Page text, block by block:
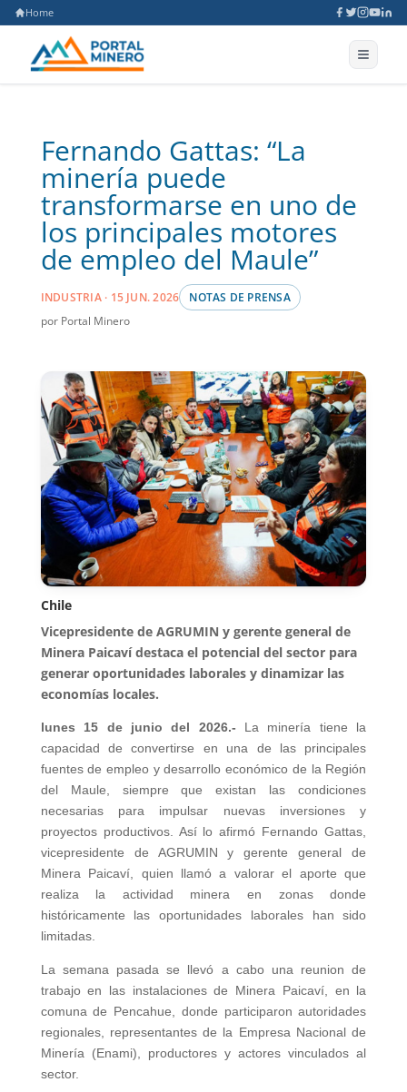
Home
Fernando Gattas: “La
minería puede
transformarse en uno de
los principales motores
de empleo del Maule”
INDUSTRIA · 15 JUN. 2026 NOTAS DE PRENSA
por Portal Minero
Chile
Vicepresidente de AGRUMIN y gerente general de
Minera Paicaví destaca el potencial del sector para
generar oportunidades laborales y dinamizar las
economías locales.
lunes 15 de junio del 2026.- La minería tiene la
capacidad de convertirse en una de las principales
fuentes de empleo y desarrollo económico de la Región
del Maule, siempre que existan las condiciones
necesarias para impulsar nuevas inversiones y
proyectos productivos. Así lo afirmó Fernando Gattas,
vicepresidente de AGRUMIN y gerente general de
Minera Paicaví, quien llamó a valorar el aporte que
realiza la actividad minera en zonas donde
históricamente las oportunidades laborales han sido
limitadas.
La semana pasada se llevó a cabo una reunion de
trabajo en las instalaciones de Minera Paicaví, en la
comuna de Pencahue, donde participaron autoridades
regionales, representantes de la Empresa Nacional de
Minería (Enami), productores y actores vinculados al
sector.